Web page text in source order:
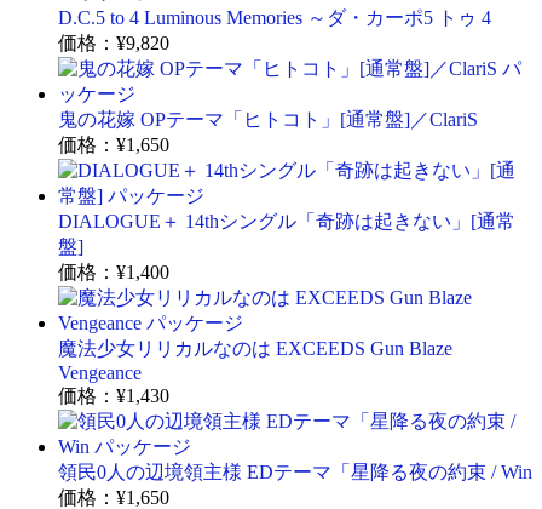
D.C.5 to 4 Luminous Memories ～ダ・カーポ5 トゥ 4
価格： ¥9,820
鬼の花嫁 OPテーマ「ヒトコト」[通常盤]／ClariS
価格： ¥1,650
DIALOGUE＋ 14thシングル「奇跡は起きない」[通常
盤]
価格： ¥1,400
魔法少女リリカルなのは EXCEEDS Gun Blaze
Vengeance
価格： ¥1,430
領民0人の辺境領主様 EDテーマ「星降る夜の約束 / Win
価格： ¥1,650